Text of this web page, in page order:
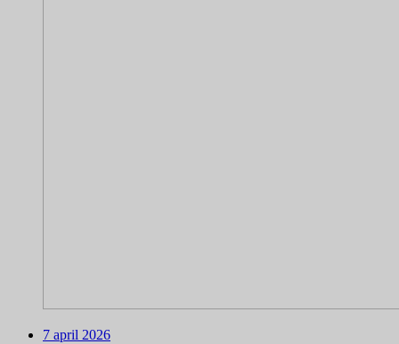
7 april 2026